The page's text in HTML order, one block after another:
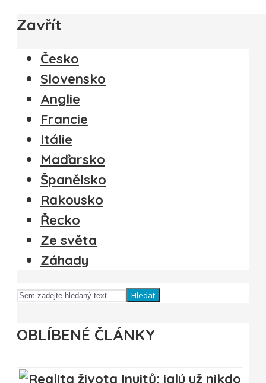
Zavřít
Česko
Slovensko
Anglie
Francie
Itálie
Maďarsko
Španělsko
Rakousko
Řecko
Ze světa
Záhady
Hledat
OBLÍBENÉ ČLÁNKY